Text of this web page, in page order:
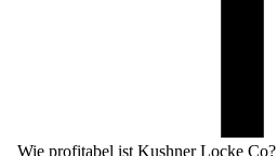
Wie profitabel ist Kushner Locke Co?